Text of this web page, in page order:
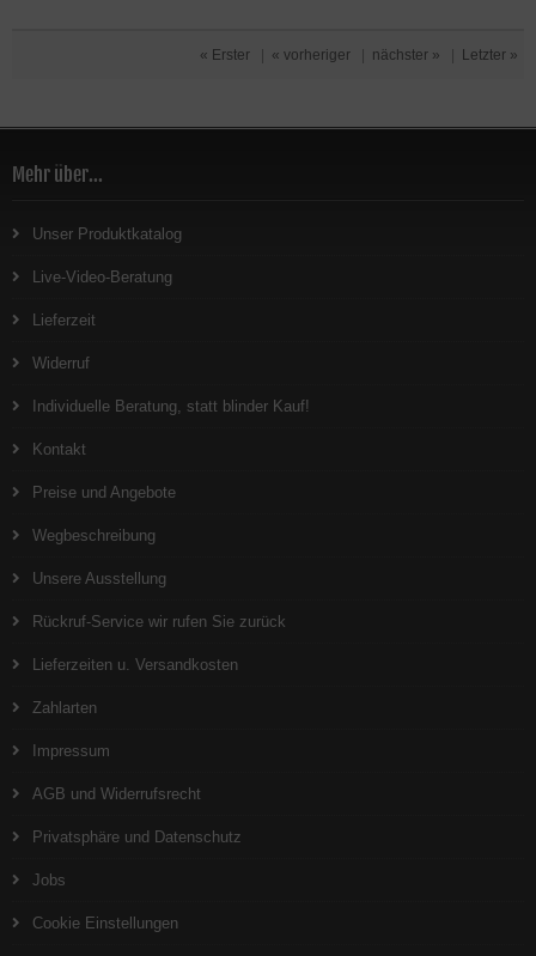
« Erster « vorheriger nächster » Letzter »
Mehr über...
Unser Produktkatalog
Live-Video-Beratung
Lieferzeit
Widerruf
Individuelle Beratung, statt blinder Kauf!
Kontakt
Preise und Angebote
Wegbeschreibung
Unsere Ausstellung
Rückruf-Service wir rufen Sie zurück
Lieferzeiten u. Versandkosten
Zahlarten
Impressum
AGB und Widerrufsrecht
Privatsphäre und Datenschutz
Jobs
Cookie Einstellungen